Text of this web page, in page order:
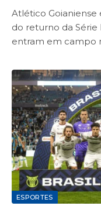
Atlético
do returno da Série
entram em campo
ESPORTES